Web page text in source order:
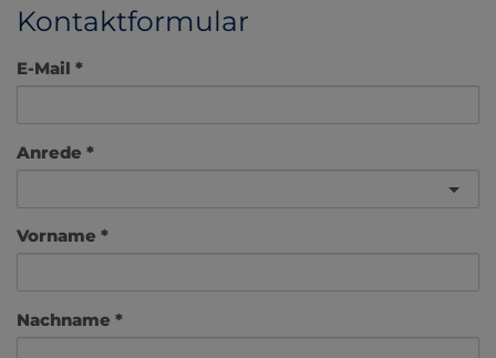
Kontaktformular
E-Mail
Anrede
Vorname
Nachname